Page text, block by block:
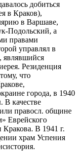
добиться
в Краков),
в Варшаве,
Подольский, а
правами
управлял в
являвшийся
Резиденция
что
города, в 1940
В качестве
правосл. общине
Еврейского
Кракова. В 1941 г.
храм Успения